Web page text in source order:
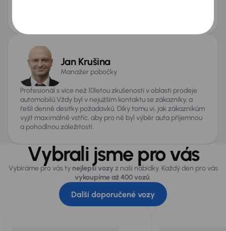
Jan Krušina
Manažer pobočky
Profesionál s více než 10letou zkušeností v oblasti prodeje
automobilů.Vždy byl v nejužším kontaktu se zákazníky, a
řešil denně desítky požadavků. Díky tomu ví, jak zákazníkům
vyjít maximálně vstříc, aby pro ně byl výběr auta příjemnou
a pohodlnou záležitostí.
Vybrali jsme pro vás
Vybíráme pro vás ty nejlepší vozy z naší nabídky. Každý den pro vás
vykoupíme až 400 vozů.
Další doporučené vozy